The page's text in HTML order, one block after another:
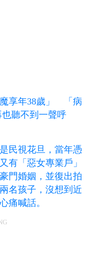
享年38歲」 「病
聽不到一聲呼
民視花旦，當年憑
有「惡女專業戶」
門婚姻，並復出拍
名孩子，沒想到近
痛喊話。